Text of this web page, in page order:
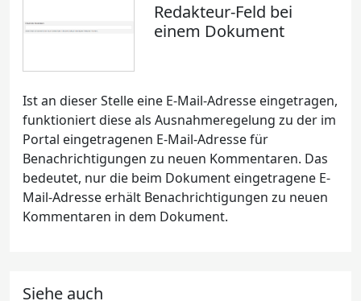
Redakteur-Feld bei
einem Dokument
Ist an dieser Stelle eine E-Mail-Adresse eingetragen,
funktioniert diese als Ausnahmeregelung zu der im
Portal eingetragenen E-Mail-Adresse für
Benachrichtigungen zu neuen Kommentaren. Das
bedeutet, nur die beim Dokument eingetragene E-
Mail-Adresse erhält Benachrichtigungen zu neuen
Kommentaren in dem Dokument.
Siehe auch